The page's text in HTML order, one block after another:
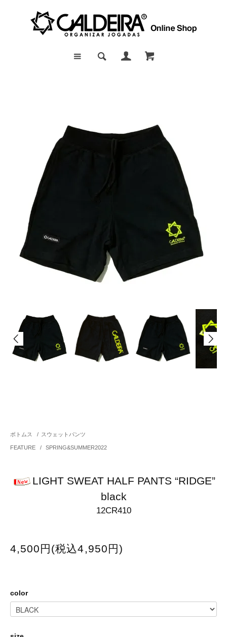
ボトムス / スウェットパンツ
FEATURE / SPRING&SUMMER2022
LIGHT SWEAT HALF PANTS “RIDGE”
black
12CR410
4,500円(税込4,950円)
color